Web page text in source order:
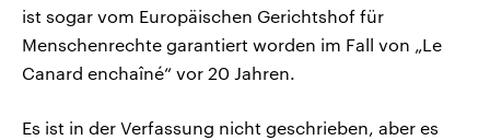
ist sogar vom Europäischen Gerichtshof für
Menschenrechte garantiert worden im Fall von „Le
Canard enchaîné“ vor 20 Jahren.
Es ist in der Verfassung nicht geschrieben, aber es